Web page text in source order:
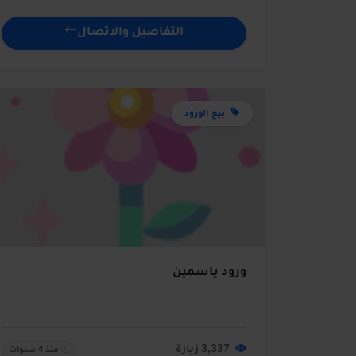
التفاصيل والاتصال
بيع الورود
ورود ياسمين
منذ 4 سنوات